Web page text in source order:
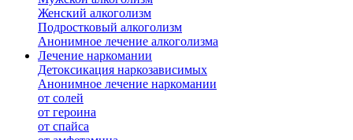
Женский алкоголизм
Подростковый алкоголизм
Анонимное лечение алкоголизма
Лечение наркомании
Детоксикация наркозависимых
Анонимное лечение наркомании
от солей
от героина
от спайса